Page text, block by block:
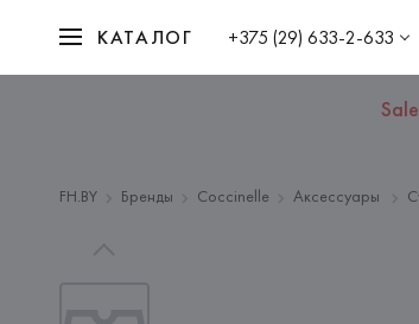
КАТАЛОГ +375 (29) 633-2-633
Sale
FH.BY Бренды Coccinelle Аксессуары